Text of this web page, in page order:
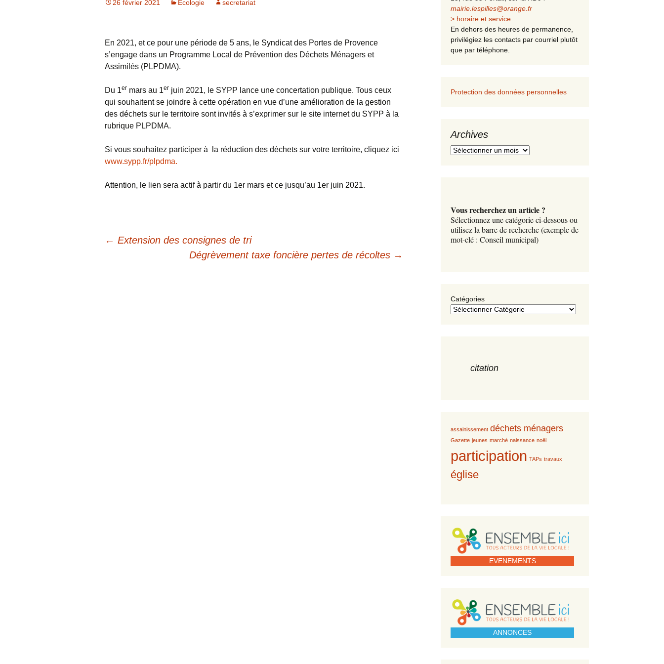
Prévention
Les Pilles Infos
26 février 2021 Écologie secretariat
En 2021, et ce pour une période de 5 ans, le Syndicat des Portes de Provence
s’engage dans un Programme Local de Prévention des Déchets Ménagers et
Assimilés (PLPDMA).
Du 1er mars au 1er juin 2021, le SYPP lance une concertation publique. Tous ceux
qui souhaitent se joindre à cette opération en vue d’une amélioration de la gestion
des déchets sur le territoire sont invités à s’exprimer sur le site internet du SYPP à la
rubrique PLPDMA.
Si vous souhaitez participer à la réduction des déchets sur votre territoire, cliquez ici
www.sypp.fr/plpdma.
Attention, le lien sera actif à partir du 1er mars et ce jusqu’au 1er juin 2021.
← Extension des consignes de tri
Dégrèvement taxe foncière pertes de récoltes →
mairie.lespilles@orange.fr
> horaire et service
En dehors des heures de permanence,
privilégiez les contacts par courriel plutôt
que par téléphone.
Protection des données personnelles
Archives
A
e
s
Vous recherchez un article ?
Sélectionnez une catégorie ci-dessous ou
utilisez la barre de recherche (exemple de
mot-clé : Conseil municipal)
Catégories
citation
assainissement déchets ménagers
Gazette jeunes marché naissance noël
participation TAPs travaux
église
EVENEMENTS
ANNONCES